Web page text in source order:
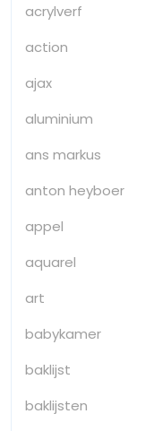
acrylverf
action
ajax
aluminium
ans markus
anton heyboer
appel
aquarel
art
babykamer
baklijst
baklijsten